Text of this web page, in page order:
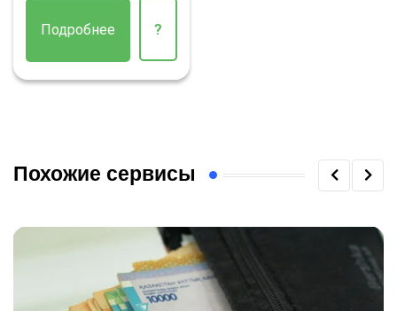
Подробнее ?
Похожие сервисы